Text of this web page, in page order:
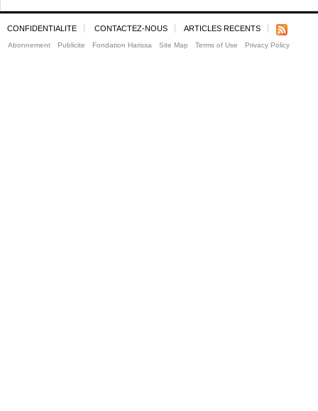
CONFIDENTIALITE CONTACTEZ-NOUS ARTICLES RECENTS
Abonnement Publicite Fondation Harissa Site Map Terms of Use Privacy Policy